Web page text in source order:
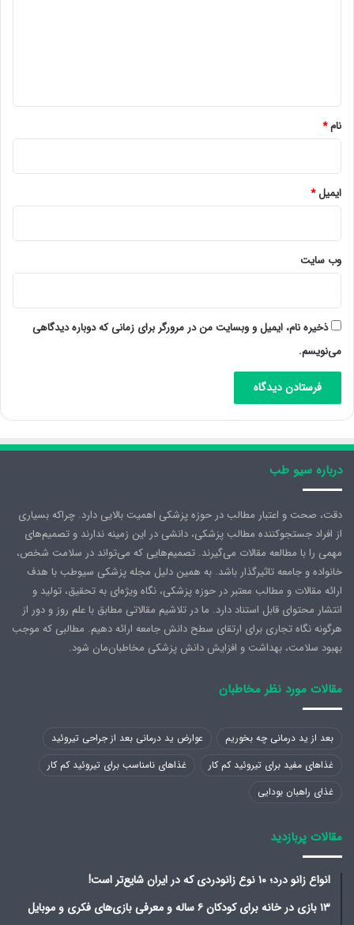
نام*
ایمیل*
وب‌ سایت
ذخیره نام، ایمیل و وبسایت من در مرورگر برای زمانی که دوباره دیدگاهی
می‌نویسم.
درباره سیو طب
دقت، صحت و اعتبار مطالب در حوزه پزشکی اهمیت بالایی دارد. چراکه بسیاری
از افراد جستجوکننده مطالب پزشکی، دانشی در این زمینه ندارند و تصمیم‌های
مهمی را با مطالعه مقالات می‌گیرند. تصمیم‌هایی که می‌تواند در سلامت شخص،
خانواده و جامعه تاثیرگذار باشد. به همین دلیل مجله پزشکی سیوطب با هدف
ارائه مقالات و مطالب معتبر در حوزه پزشکی، نگاه ویژه‌ای به تحقیق، تولید و
انتشار محتوای قابل استناد دارد. ما در تلاشیم مقالاتی مطابق با علم روز و دور از
هرگونه نگاه تجاری برای ارتقای سطح دانش جامعه ارائه دهیم. مطالبی که موجب
بهبود سلامت، بهداشت و افزایش دانش پزشکی مخاطبان‌مان شود.
مقالات مورد نظر مخاطبان
بعد از ید درمانی چه بخوریم
عوارض ید درمانی بعد از جراحی تیروئید
غذاهای مفید برای تیروئید کم کار
غذاهای نامناسب برای تیروئید کم کار
غذای راهبان بودایی
مقالات پربازدید
انواع زانو درد؛ ۱۰ نوع زانودردی که در ایران شایع‌تر است!
۱۳ بازی در خانه برای کودکان ۶ ساله و معرفی بازی‌های فکری و موبایل